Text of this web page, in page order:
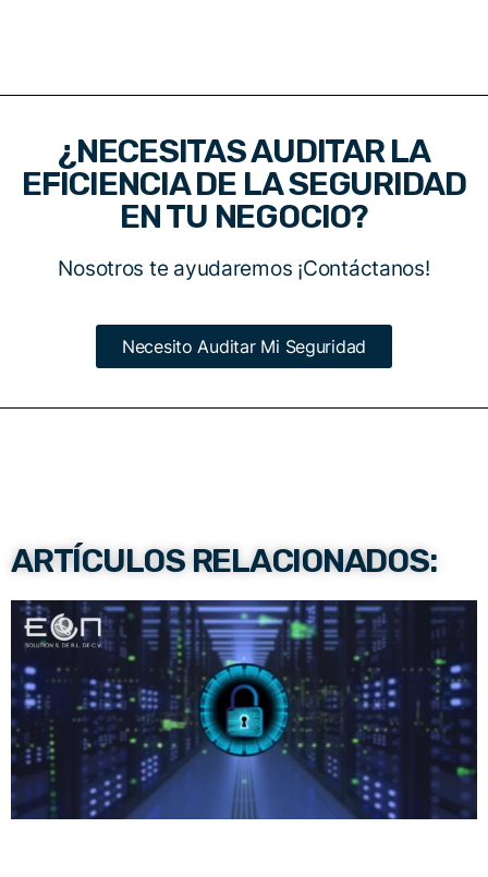
¿NECESITAS AUDITAR LA
EFICIENCIA DE LA SEGURIDAD
EN TU NEGOCIO?
Nosotros te ayudaremos ¡Contáctanos!
Necesito Auditar Mi Seguridad
ARTÍCULOS RELACIONADOS: